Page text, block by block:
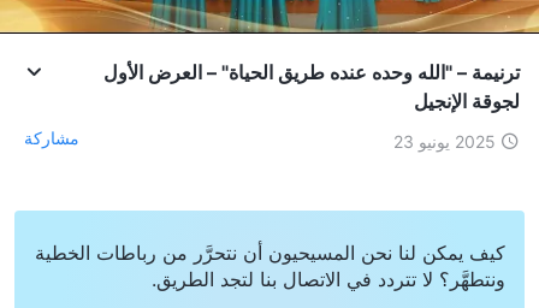
ترنيمة – "الله وحده عنده طريق الحياة" – العرض الأول
لجوقة الإنجيل
2025 يونيو 23 مشاركة
كيف يمكن لنا نحن المسيحيون أن نتحرَّر من رباطات الخطية
ونتطهَّر؟ لا تتردد في الاتصال بنا لتجد الطريق.